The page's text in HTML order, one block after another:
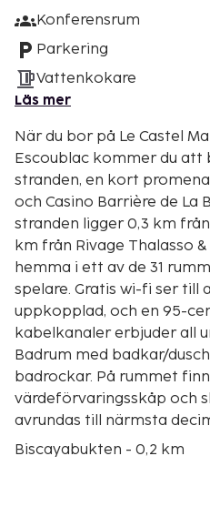
Konferensrum
Parkering
Vattenkokare
Läs mer
När du bor på Le Castel
Escoublac kommer du att
stranden, en kort
och Casino Barrière de La Baule. Detta
stranden ligger 0,3 km
km från Rivage Thalasso
hemma i ett av de 31
spelare. Gratis wi-fi ser till
uppkopplad, och en 95-
kabelkanaler erbjuder all
Badrum med badkar/
badrockar. På rummet
värdeförvaringsskåp och
avrundas till närmsta
Biscayabukten - 0,2 km